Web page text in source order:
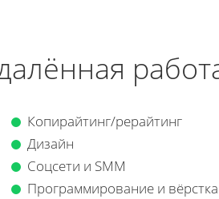
Копирайтинг/рерайтинг
Дизайн
Соцсети и SMM
Программирование и вёрстка